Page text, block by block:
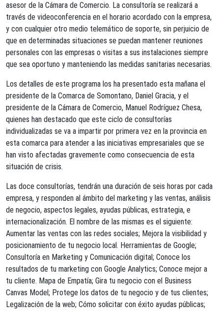
asesor de la Cámara de Comercio. La consultoría se realizará a
través de videoconferencia en el horario acordado con la empresa,
y con cualquier otro medio telemático de soporte, sin perjuicio de
que en determinadas situaciones se puedan mantener reuniones
personales con las empresas o visitas a sus instalaciones siempre
que sea oportuno y manteniendo las medidas sanitarias necesarias.
Los detalles de este programa los ha presentado esta mañana el
presidente de la Comarca de Somontano, Daniel Gracia, y el
presidente de la Cámara de Comercio, Manuel Rodríguez Chesa,
quienes han destacado que este ciclo de consultorías
individualizadas se va a impartir por primera vez en la provincia en
esta comarca para atender a las iniciativas empresariales que se
han visto afectadas gravemente como consecuencia de esta
situación de crisis.
Las doce consultorías, tendrán una duración de seis horas por cada
empresa, y responden al ámbito del marketing y las ventas, análisis
de negocio, aspectos legales, ayudas públicas, estrategia, e
internacionalización. El nombre de las mismas es el siguiente:
Aumentar las ventas con las redes sociales; Mejora la visibilidad y
posicionamiento de tu negocio local. Herramientas de Google;
Consultoría en Marketing y Comunicación digital; Conoce los
resultados de tu marketing con Google Analytics; Conoce mejor a
tu cliente. Mapa de Empatía; Gira tu negocio con el Business
Canvas Model; Protege los datos de tu negocio y de tus clientes;
Legalización de la web; Cómo solicitar con éxito ayudas públicas;